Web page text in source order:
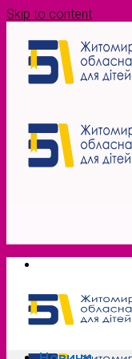
Skip to content